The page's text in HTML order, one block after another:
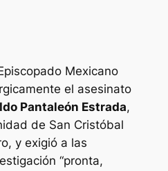
Mexicano
el asesinato
Pantaleón Estrada,
de San Cristóbal
y exigió a las
“pronta,